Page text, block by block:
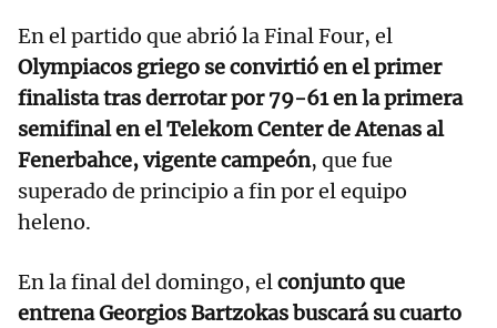
En el partido que abrió la Final Four, el
Olympiacos griego se convirtió en el primer
finalista tras derrotar por 79-61 en la primera
semifinal en el Telekom Center de Atenas al
Fenerbahce, vigente campeón, que fue
superado de principio a fin por el equipo
heleno.
En la final del domingo, elconjunto que
entrena Georgios Bartzokas buscará su cuarto